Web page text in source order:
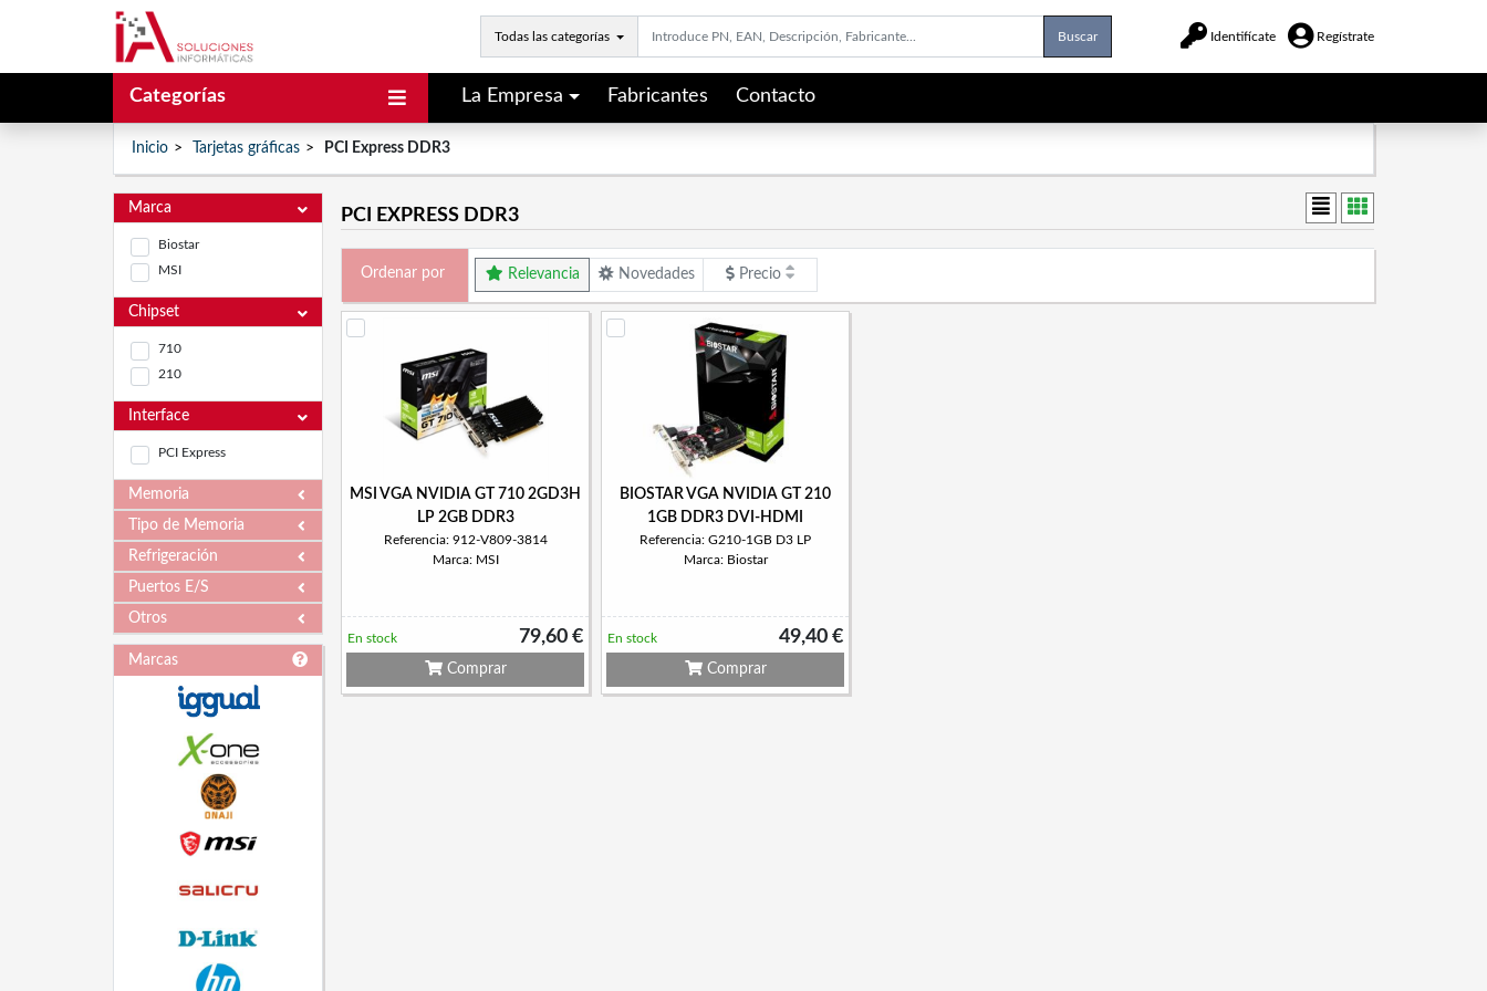
Todas las categorías Buscar Identifícate Regístrate
Categorías La Empresa Fabricantes Contacto
Inicio Tarjetas gráficas PCI Express DDR3
Marca
Biostar
MSI
Chipset
710
210
Interface
PCI Express
Memoria
Tipo de Memoria
Refrigeración
Puertos E/S
Otros
Marcas
PCI EXPRESS DDR3
Ordenar por Relevancia Novedades Precio
MSI VGA NVIDIA GT 710 2GD3H
LP 2GB DDR3
Referencia: 912-V809-3814
Marca: MSI
79,60 €
En stock
Comprar
BIOSTAR VGA NVIDIA GT 210
1GB DDR3 DVI-HDMI
Referencia: G210-1GB D3 LP
Marca: Biostar
49,40 €
En stock
Comprar